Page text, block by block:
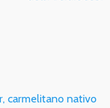
carmelitano nativo